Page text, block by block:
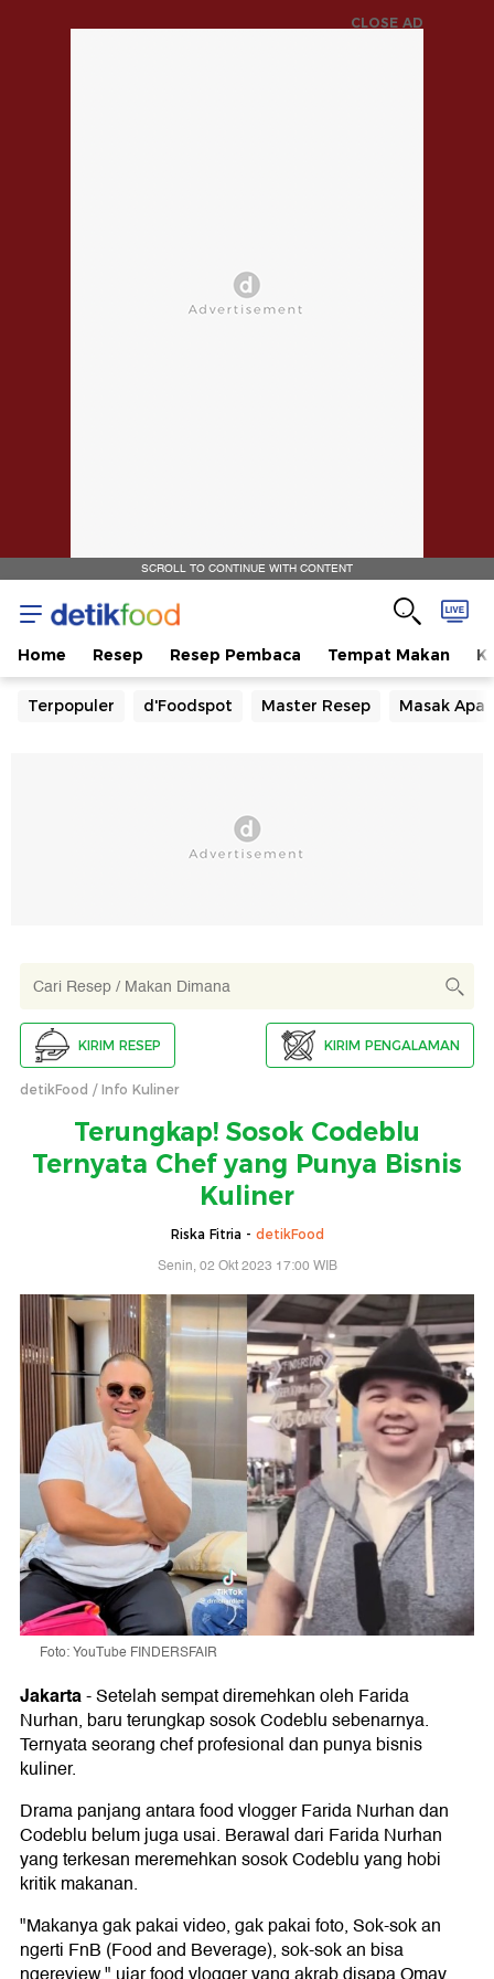
CLOSE AD
SCROLL TO CONTINUE WITH CONTENT
Home Resep Resep Pembaca Tempat Makan
Terpopuler d'Foodspot Master Resep Masak Apa
KIRIM RESEP KIRIM PENGALAMAN
detikFood Info Kuliner
Terungkap! Sosok Codeblu
Ternyata Chef yang Punya Bisnis
Kuliner
Riska Fitria - detikFood
Senin, 02 Okt 2023 17:00 WIB
Foto: YouTube FINDERSFAIR
Jakarta-Setelah sempat diremehkan oleh Farida
Nurhan, baru terungkap sosok Codeblu sebenarnya.
Ternyata seorang chef profesional dan punya bisnis
kuliner.
Drama panjang antara food vlogger Farida Nurhan dan
Codeblu belum juga usai. Berawal dari Farida Nurhan
yang terkesan meremehkan sosok Codeblu yang hobi
kritik makanan.
"Makanya gak pakai video, gak pakai foto, Sok-sok an
ngerti FnB (Food and Beverage), sok-sok an bisa